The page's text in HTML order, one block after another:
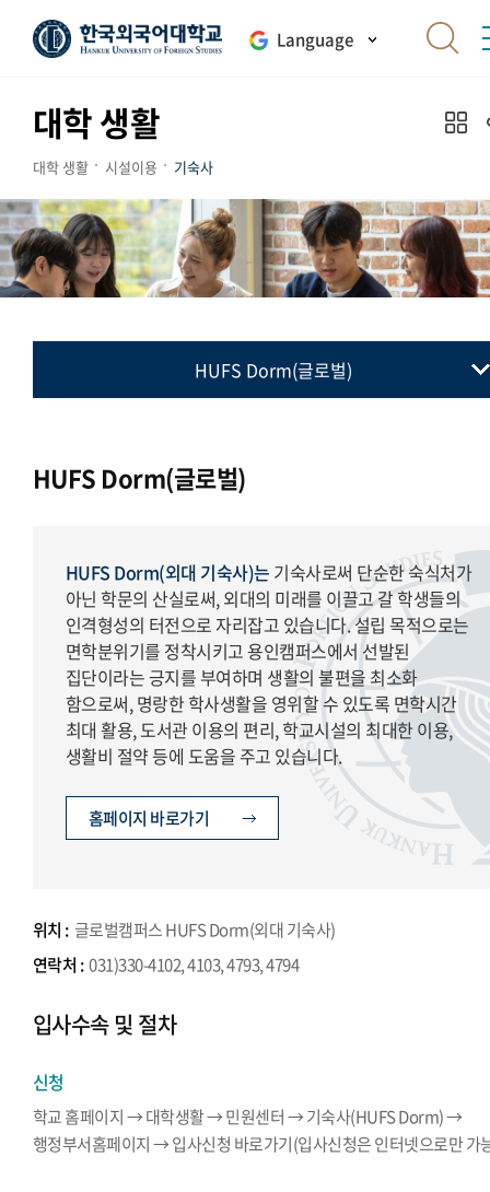
Language
대학 생활
대학 생활 시설이용 기숙사
HUFS Dorm(글로벌)
HUFS Dorm(글로벌)
HUFS Dorm(글로벌)
HUFS Dorm(외대 기숙사)는 기숙사로써 단순한 숙식처가
아닌 학문의 산실로써, 외대의 미래를 이끌고 갈 학생들의
인격형성의 터전으로 자리잡고 있습니다. 설립 목적으로는
면학분위기를 정착시키고 용인캠퍼스에서 선발된
집단이라는 긍지를 부여하며 생활의 불편을 최소화
함으로써, 명랑한 학사생활을 영위할 수 있도록 면학시간
최대 활용, 도서관 이용의 편리, 학교시설의 최대한 이용,
생활비 절약 등에 도움을 주고 있습니다.
홈페이지 바로가기
위치 : 글로벌캠퍼스 HUFS Dorm(외대 기숙사)
연락처 : 031)330-4102, 4103, 4793, 4794
입사수속 및 절차
신청
학교 홈페이지 → 대학생활 → 민원센터 → 기숙사(HUFS Dorm) →
행정부서홈페이지 → 입사신청 바로가기(입사신청은 인터넷으로만 가